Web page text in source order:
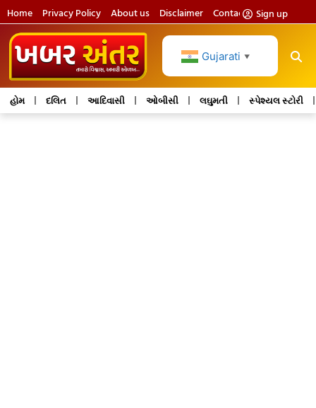
Home Privacy Policy About us Disclaimer Contact usSign up
Gujarati ▼
હોમ દલિત આદિવાસી ઓબીસી લઘુમતી સ્પેશ્યલ સ્ટોરી